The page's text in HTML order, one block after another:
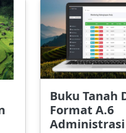
Buku Tanah
Format A.6
Administrasi